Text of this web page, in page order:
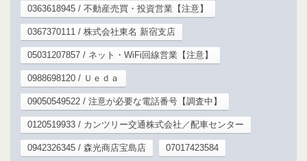
0363618945 / 不動産売買・投資営業【注意】
0367370111 / 株式会社東名 新宿支店
05031207857 / ネット・WiFi回線営業【注意】
0988698120 / Ｕｅｄａ
09050549522 / 注意が必要な電話番号【調査中】
0120519933 / カンツリー交通株式会社／配車センター
0942326345 / 森光商店宝島店 07017423584